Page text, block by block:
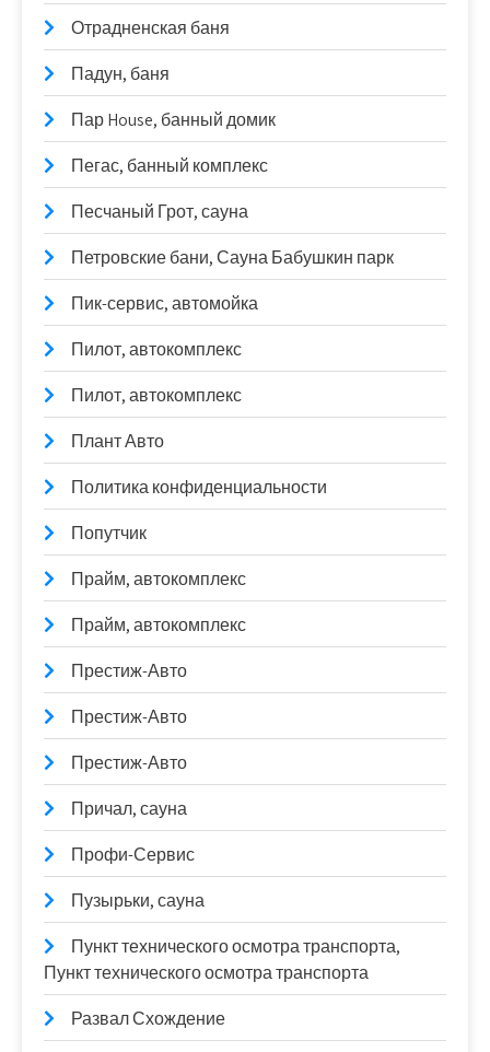
Отрадненская баня
Падун, баня
Пар House, банный домик
Пегас, банный комплекс
Песчаный Грот, сауна
Петровские бани, Сауна Бабушкин парк
Пик-сервис, автомойка
Пилот, автокомплекс
Пилот, автокомплекс
Плант Авто
Политика конфиденциальности
Попутчик
Прайм, автокомплекс
Прайм, автокомплекс
Престиж-Авто
Престиж-Авто
Престиж-Авто
Причал, сауна
Профи-Сервис
Пузырьки, сауна
Пункт технического осмотра транспорта,
Пункт технического осмотра транспорта
Развал Схождение